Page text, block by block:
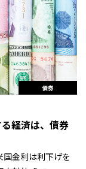
債券
経済は、債券
金利は利下げを